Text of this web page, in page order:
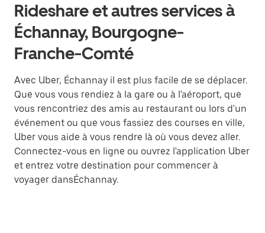
Rideshare et autres services à
Échannay, Bourgogne-
Franche-Comté
Avec Uber, Échannay il est plus facile de se déplacer.
Que vous vous rendiez à la gare ou à l'aéroport, que
vous rencontriez des amis au restaurant ou lors d'un
événement ou que vous fassiez des courses en ville,
Uber vous aide à vous rendre là où vous devez aller.
Connectez-vous en ligne ou ouvrez l'application Uber
et entrez votre destination pour commencer à
voyager dansÉchannay.